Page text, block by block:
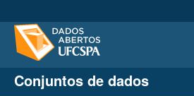
Conjuntos de dados
Conjuntos de dados